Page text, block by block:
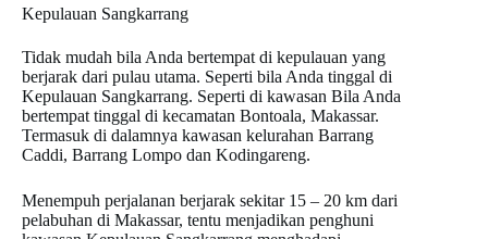
Kepulauan Sangkarrang
Tidak mudah bila Anda bertempat di kepulauan yang
berjarak dari pulau utama. Seperti bila Anda tinggal di
Kepulauan Sangkarrang. Seperti di kawasan Bila Anda
bertempat tinggal di kecamatan Bontoala, Makassar.
Termasuk di dalamnya kawasan kelurahan Barrang
Caddi, Barrang Lompo dan Kodingareng.
Menempuh perjalanan berjarak sekitar 15 – 20 km dari
pelabuhan di Makassar, tentu menjadikan penghuni